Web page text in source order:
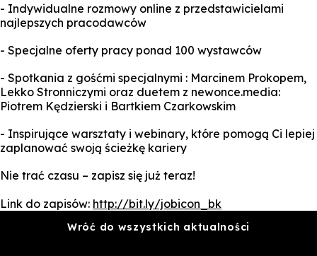
- Indywidualne rozmowy online z przedstawicielami
najlepszych pracodawców
- Specjalne oferty pracy ponad 100 wystawców
- Spotkania z gośćmi specjalnymi : Marcinem Prokopem,
Lekko Stronniczymi oraz duetem z newonce.media:
Piotrem Kędzierski i Bartkiem Czarkowskim
- Inspirujące warsztaty i webinary, które pomogą Ci lepiej
zaplanować swoją ścieżkę kariery
Nie trać czasu – zapisz się już teraz!
Link do zapisów: http://bit.ly/jobicon_bk
Wróć do wszystkich aktualności